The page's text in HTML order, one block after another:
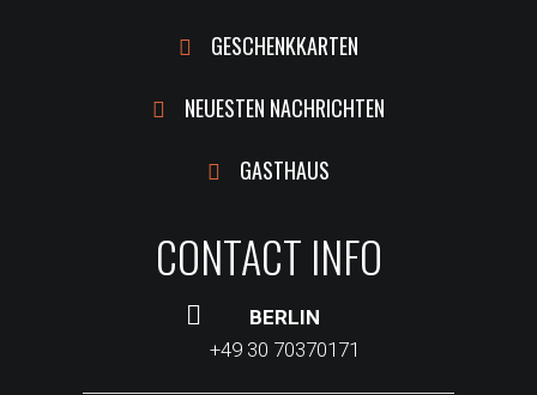
GESCHENKKARTEN
NEUESTEN NACHRICHTEN
GASTHAUS
CONTACT INFO
BERLIN
+49 30 70370171